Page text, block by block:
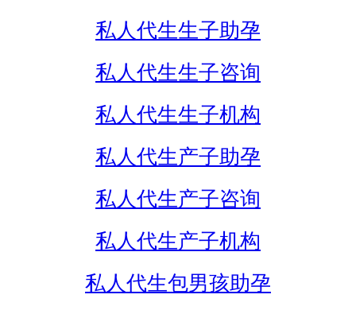
私人代生生子助孕
私人代生生子咨询
私人代生生子机构
私人代生产子助孕
私人代生产子咨询
私人代生产子机构
私人代生包男孩助孕